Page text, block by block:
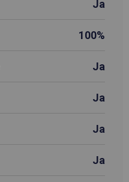
Ja
100%
Ja
Ja
Ja
Ja